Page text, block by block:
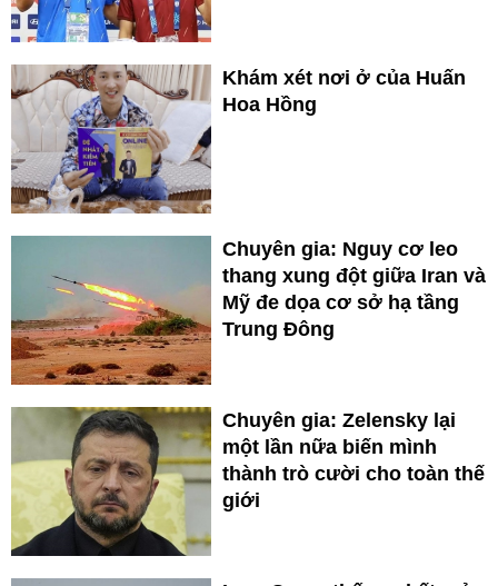
Khám xét nơi ở của Huấn
Hoa Hồng
Chuyên gia: Nguy cơ leo
thang xung đột giữa Iran và
Mỹ đe dọa cơ sở hạ tầng
Trung Đông
Chuyên gia: Zelensky lại
một lần nữa biến mình
thành trò cười cho toàn thế
giới